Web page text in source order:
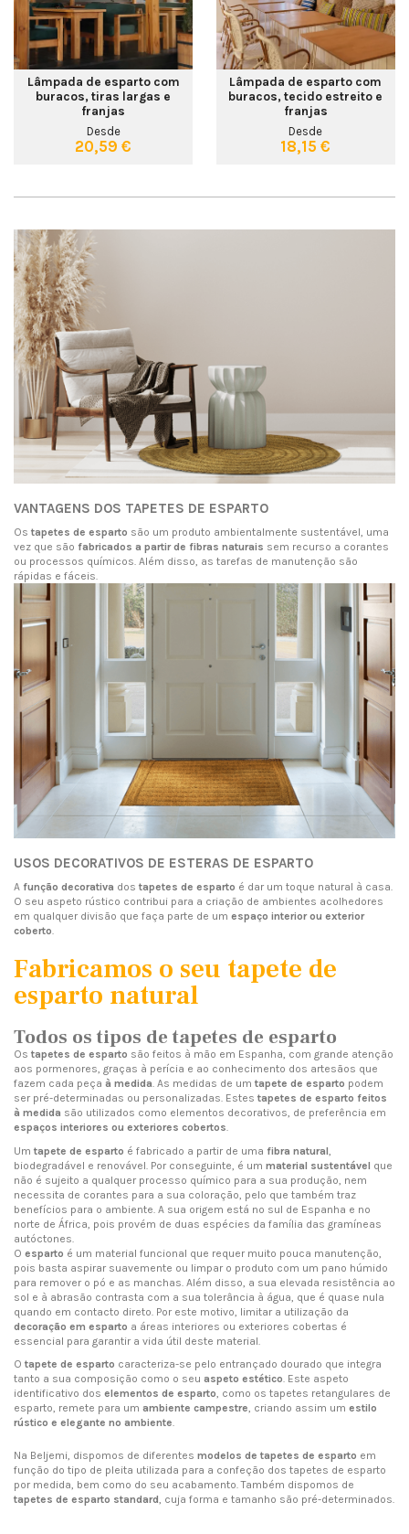
Lâmpada de esparto com
buracos, tiras largas e
franjas
Desde
20,59 €
Lâmpada de esparto com
buracos, tecido estreito e
franjas
Desde
18,15 €
VANTAGENS DOS TAPETES DE ESPARTO
Os tapetes de esparto são um produto ambientalmente sustentável, uma
vez que são fabricados a partir de fibras naturais sem recurso a corantes
ou processos químicos. Além disso, as tarefas de manutenção são
rápidas e fáceis.
USOS DECORATIVOS DE ESTERAS DE ESPARTO
A função decorativa dos tapetes de esparto é dar um toque natural à casa.
O seu aspeto rústico contribui para a criação de ambientes acolhedores
em qualquer divisão que faça parte de um espaço interior ou exterior
coberto.
Fabricamos o seu tapete de
esparto natural
Todos os tipos de tapetes de esparto
Os tapetes de esparto são feitos à mão em Espanha, com grande atenção
aos pormenores, graças à perícia e ao conhecimento dos artesãos que
fazem cada peça à medida. As medidas de um tapete de esparto podem
ser pré-determinadas ou personalizadas. Estes tapetes de esparto feitos
à medida são utilizados como elementos decorativos, de preferência em
espaços interiores ou exteriores cobertos.
Um tapete de esparto é fabricado a partir de uma fibra natural
biodegradável e renovável. Por conseguinte, é um material sustentável que
não é sujeito a qualquer processo químico para a sua produção, nem
necessita de corantes para a sua coloração, pelo que também traz
benefícios para o ambiente. A sua origem está no sul de Espanha e no
norte de África, pois provém de duas espécies da família das gramíneas
autóctones.
O esparto é um material funcional que requer muito pouca manutenção,
pois basta aspirar suavemente ou limpar o produto com um pano húmido
para remover o pó e as manchas. Além disso, a sua elevada resistência ao
sol e à abrasão contrasta com a sua tolerância à água, que é quase nula
quando em contacto direto. Por este motivo, limitar a utilização da
decoração em esparto a áreas interiores ou exteriores cobertas é
essencial para garantir a vida útil deste material.
O tapete de esparto caracteriza-se pelo entrançado dourado que integra
tanto a sua composição como o seu aspeto estético. Este aspeto
identificativo dos elementos de esparto, como os tapetes retangulares de
esparto, remete para um ambiente campestre, criando assim um estilo
rústico e elegante no ambiente.
Na Beljemi, dispomos de diferentes modelos de tapetes de esparto em
função do tipo de pleita utilizada para a confeção dos tapetes de esparto
por medida, bem como do seu acabamento. Também dispomos de
tapetes de esparto standard, cuja forma e tamanho são pré-determinados.